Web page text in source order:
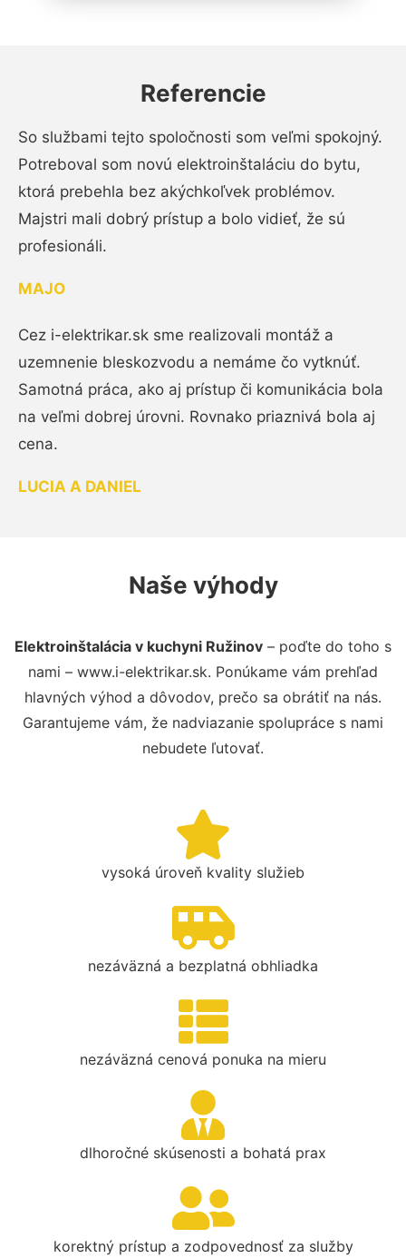
Referencie
So službami tejto spoločnosti som veľmi spokojný.
Potreboval som novú elektroinštaláciu do bytu,
ktorá prebehla bez akýchkoľvek problémov.
Majstri mali dobrý prístup a bolo vidieť, že sú
profesionáli.
MAJO
Cez i-elektrikar.sk sme realizovali montáž a
uzemnenie bleskozvodu a nemáme čo vytknúť.
Samotná práca, ako aj prístup či komunikácia bola
na veľmi dobrej úrovni. Rovnako priaznivá bola aj
cena.
LUCIA A DANIEL
Naše výhody
Elektroinštalácia v kuchyni Ružinov – poďte do toho s
nami – www.i-elektrikar.sk. Ponúkame vám prehľad
hlavných výhod a dôvodov, prečo sa obrátiť na nás.
Garantujeme vám, že nadviazanie spolupráce s nami
nebudete ľutovať.
vysoká úroveň kvality služieb
nezáväzná a bezplatná obhliadka
nezáväzná cenová ponuka na mieru
dlhoročné skúsenosti a bohatá prax
korektný prístup a zodpovednosť za služby